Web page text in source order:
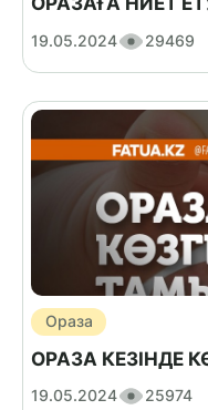
19.05.2024 29469
Ораза
ОРАЗА КЕЗІНДЕ
19.05.2024 25974